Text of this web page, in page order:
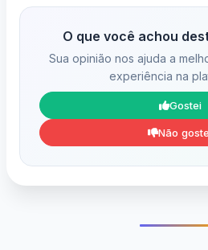
O que você achou
Sua opinião nos ajuda a
experiência na
Gostei
Não